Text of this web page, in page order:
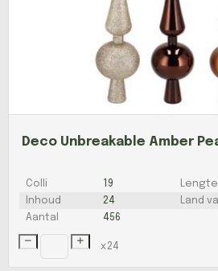
Colli 19 Lengte
Inhoud
24
Aantal
456
x24